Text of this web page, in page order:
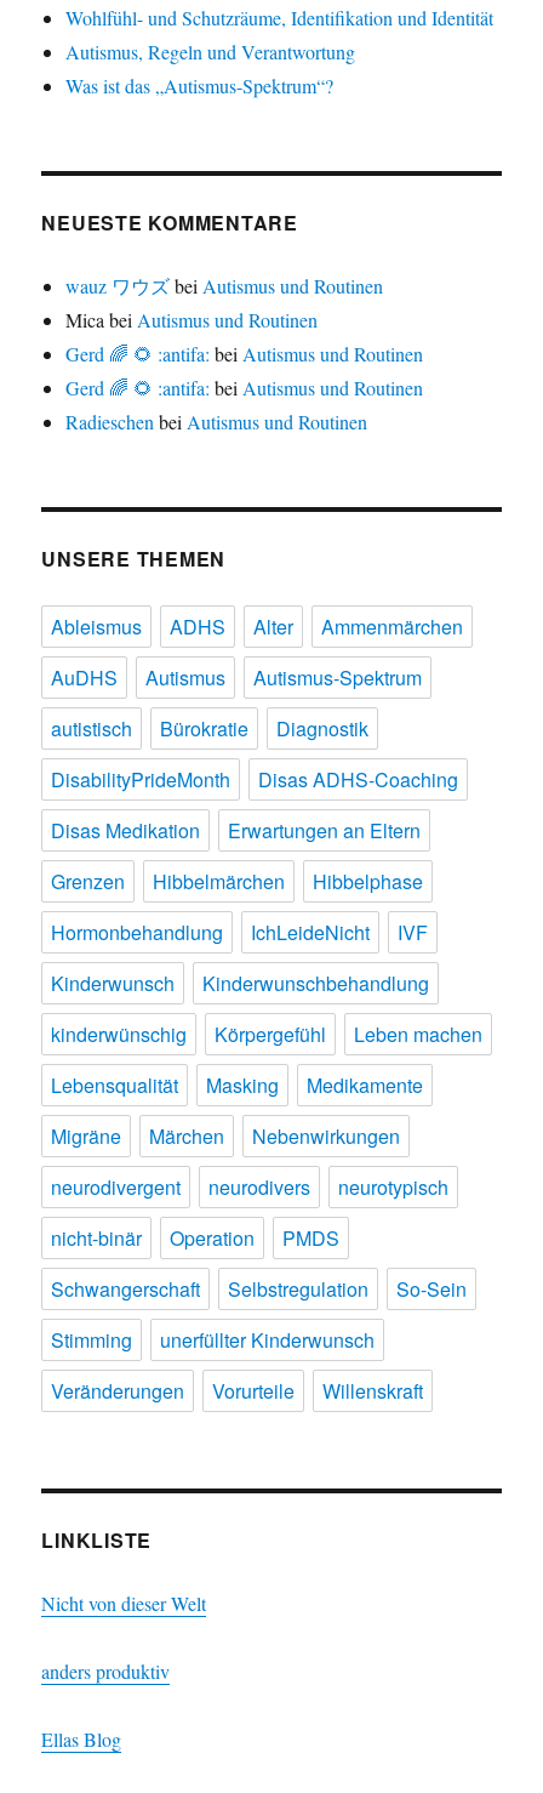
Wohlfühl- und Schutzräume, Identifikation und Identität
Autismus, Regeln und Verantwortung
Was ist das „Autismus-Spektrum“?
NEUESTE KOMMENTARE
wauz ワウズbeiAutismus und Routinen
MicabeiAutismus und Routinen
Gerd 🌈 🌻 :antifa: beiAutismus und Routinen
Gerd 🌈 🌻 :antifa: beiAutismus und Routinen
RadieschenbeiAutismus und Routinen
UNSERE THEMEN
Ableismus ADHS Alter
Ammenmärchen
AuDHS
Autismus
Autismus-Spektrum
autistisch
Bürokratie
Diagnostik
DisabilityPrideMonth
Disas ADHS-Coaching
Disas Medikation
Erwartungen an Eltern
Grenzen
Hibbelmärchen
Hibbelphase
Hormonbehandlung
IchLeideNicht
IVF
Kinderwunsch
Kinderwunschbehandlung
kinderwünschig
Körpergefühl
Leben machen
Lebensqualität
Masking
Medikamente
Migräne
Märchen
Nebenwirkungen
neurodivergent
neurodivers
neurotypisch
nicht-binär
Operation
PMDS
Schwangerschaft
Selbstregulation
So-Sein
Stimming
unerfüllter Kinderwunsch
Veränderungen
Vorurteile Willenskraft
LINKLISTE
Nicht von dieser Welt
anders produktiv
Ellas Blog